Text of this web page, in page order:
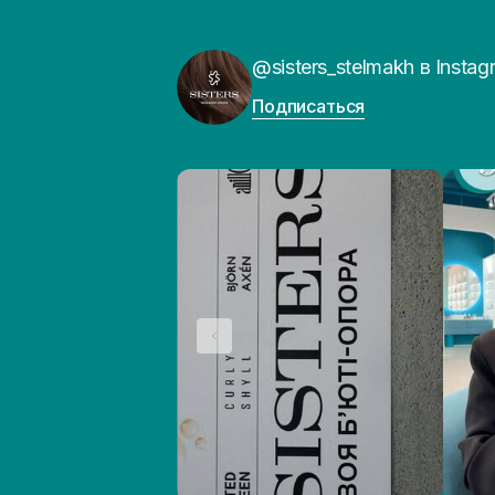
@sisters_stelmakh в
Подписаться